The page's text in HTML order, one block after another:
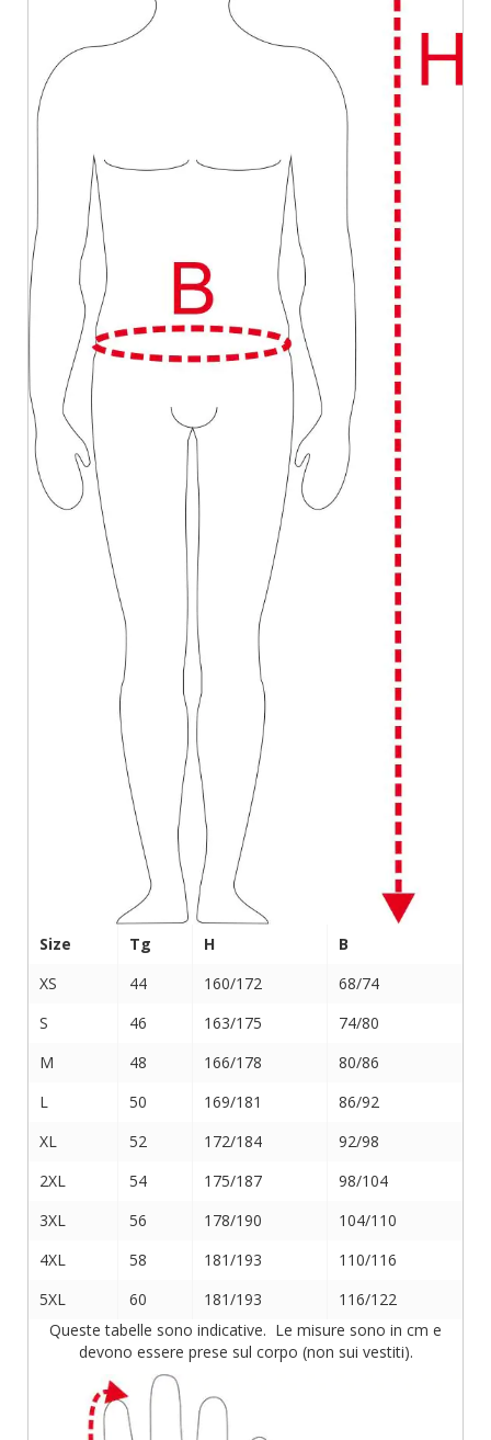
Size Tg H
B
XS
44 160/172
68/74
S
46 163/175
74/80
M
48 166/178
80/86
L
50 169/181
86/92
XL
52 172/184
92/98
2XL
54 175/187
98/104
3XL
56 178/190
104/110
4XL
58 181/193
110/116
5XL
60 181/193
116/122
Queste tabelle sono indicative. Le misure sono in cm e
devono essere prese sul corpo (non sui vestiti).